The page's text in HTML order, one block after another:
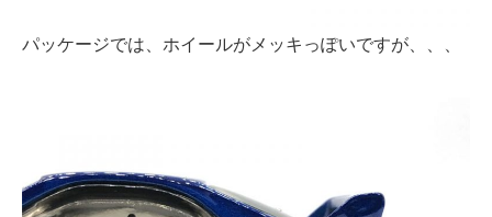
パッケージでは、ホイールがメッキっぽいですが、、、